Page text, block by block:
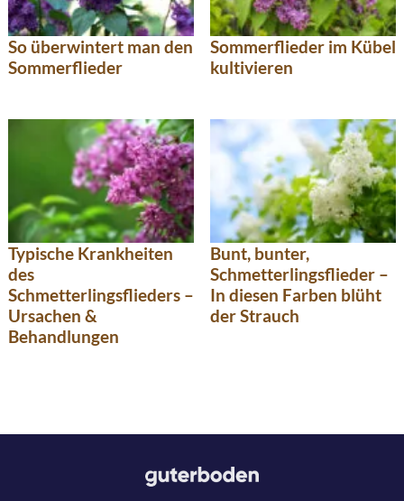
So überwintert man den
Sommerflieder
Sommerflieder im Kübel
kultivieren
Typische Krankheiten
des
Schmetterlingsflieders –
Ursachen &
Behandlungen
Bunt, bunter,
Schmetterlingsflieder –
In diesen Farben blüht
der Strauch